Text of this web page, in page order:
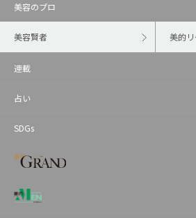
美容のプロ
美容賢者 美的
連載
占い
SDGs